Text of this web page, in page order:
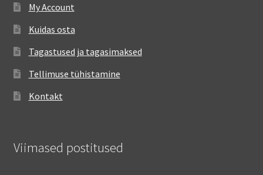
My Account
Kuidas osta
Tagastused ja tagasimaksed
Tellimuse tühistamine
Kontakt
Viimased postitused